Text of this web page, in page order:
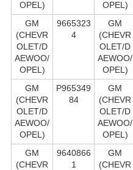
OPEL)
OPEL)
GM
(CHEVR
OLET/D
AEWOO/
OPEL)
9665323
4
GM
(CHEVR
OLET/D
AEWOO/
OPEL)
GM
(CHEVR
OLET/D
AEWOO/
OPEL)
P965349
84
GM
(CHEVR
OLET/D
AEWOO/
OPEL)
GM
(CHEVR
9640866
1
GM
(CHEVR